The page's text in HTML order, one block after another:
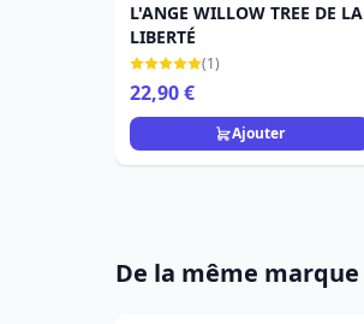
L'ANGE WILLOW TREE DE LA
LIBERTÉ
(1)
22,90 €
Ajouter
De la même marque